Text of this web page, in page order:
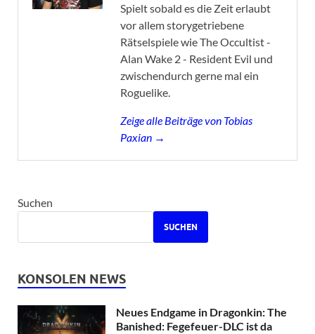
Spielt sobald es die Zeit erlaubt
vor allem storygetriebene
Rätselspiele wie The Occultist -
Alan Wake 2 - Resident Evil und
zwischendurch gerne mal ein
Roguelike.
Zeige alle Beiträge von Tobias
Paxian →
Suchen
SUCHEN
KONSOLEN NEWS
Neues Endgame in Dragonkin: The
Banished: Fegefeuer-DLC ist da